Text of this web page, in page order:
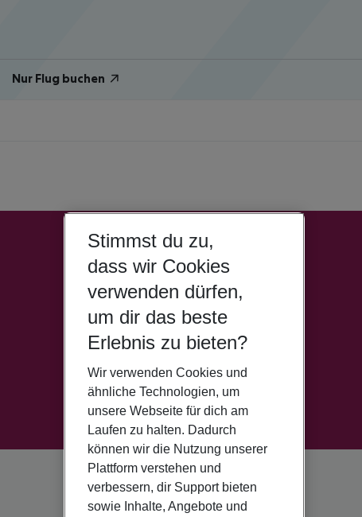
Nur Flug buchen
Stimmst du zu,
dass wir Cookies
verwenden dürfen,
um dir das beste
Erlebnis zu bieten?
Wir verwenden Cookies und
ähnliche Technologien, um
unsere Webseite für dich am
Laufen zu halten. Dadurch
können wir die Nutzung unserer
Plattform verstehen und
verbessern, dir Support bieten
sowie Inhalte, Angebote und